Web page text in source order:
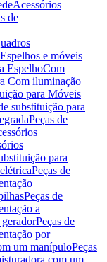
Acessórios
de
Espelhos e móveis
EspelhoCom
Com iluminação
para Móveis
substituição para
Peças de
para
Peças de
Peças de
a
Peças de
por
um manípuloPeças
com um